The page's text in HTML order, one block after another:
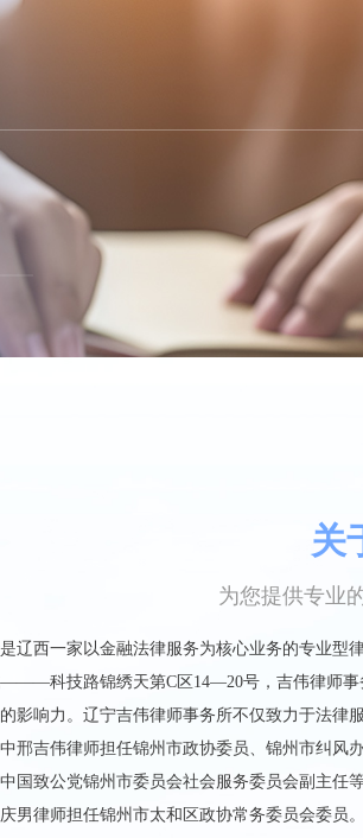
关
为您提供专业
辽西一家以金融法律服务为核心业务的专业型
科技路锦绣天第C区14—20号，吉伟律师事
影响力。辽宁吉伟律师事务所不仅致力于法律
邢吉伟律师担任锦州市政协委员、锦州市纠风
国致公党锦州市委员会社会服务委员会副主任
男律师担任锦州市太和区政协常务委员会委员。